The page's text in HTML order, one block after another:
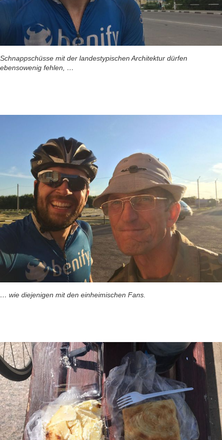
Schnappschüsse mit der landestypischen Architektur dürfen
ebensowenig fehlen, …
… wie diejenigen mit den einheimischen Fans.